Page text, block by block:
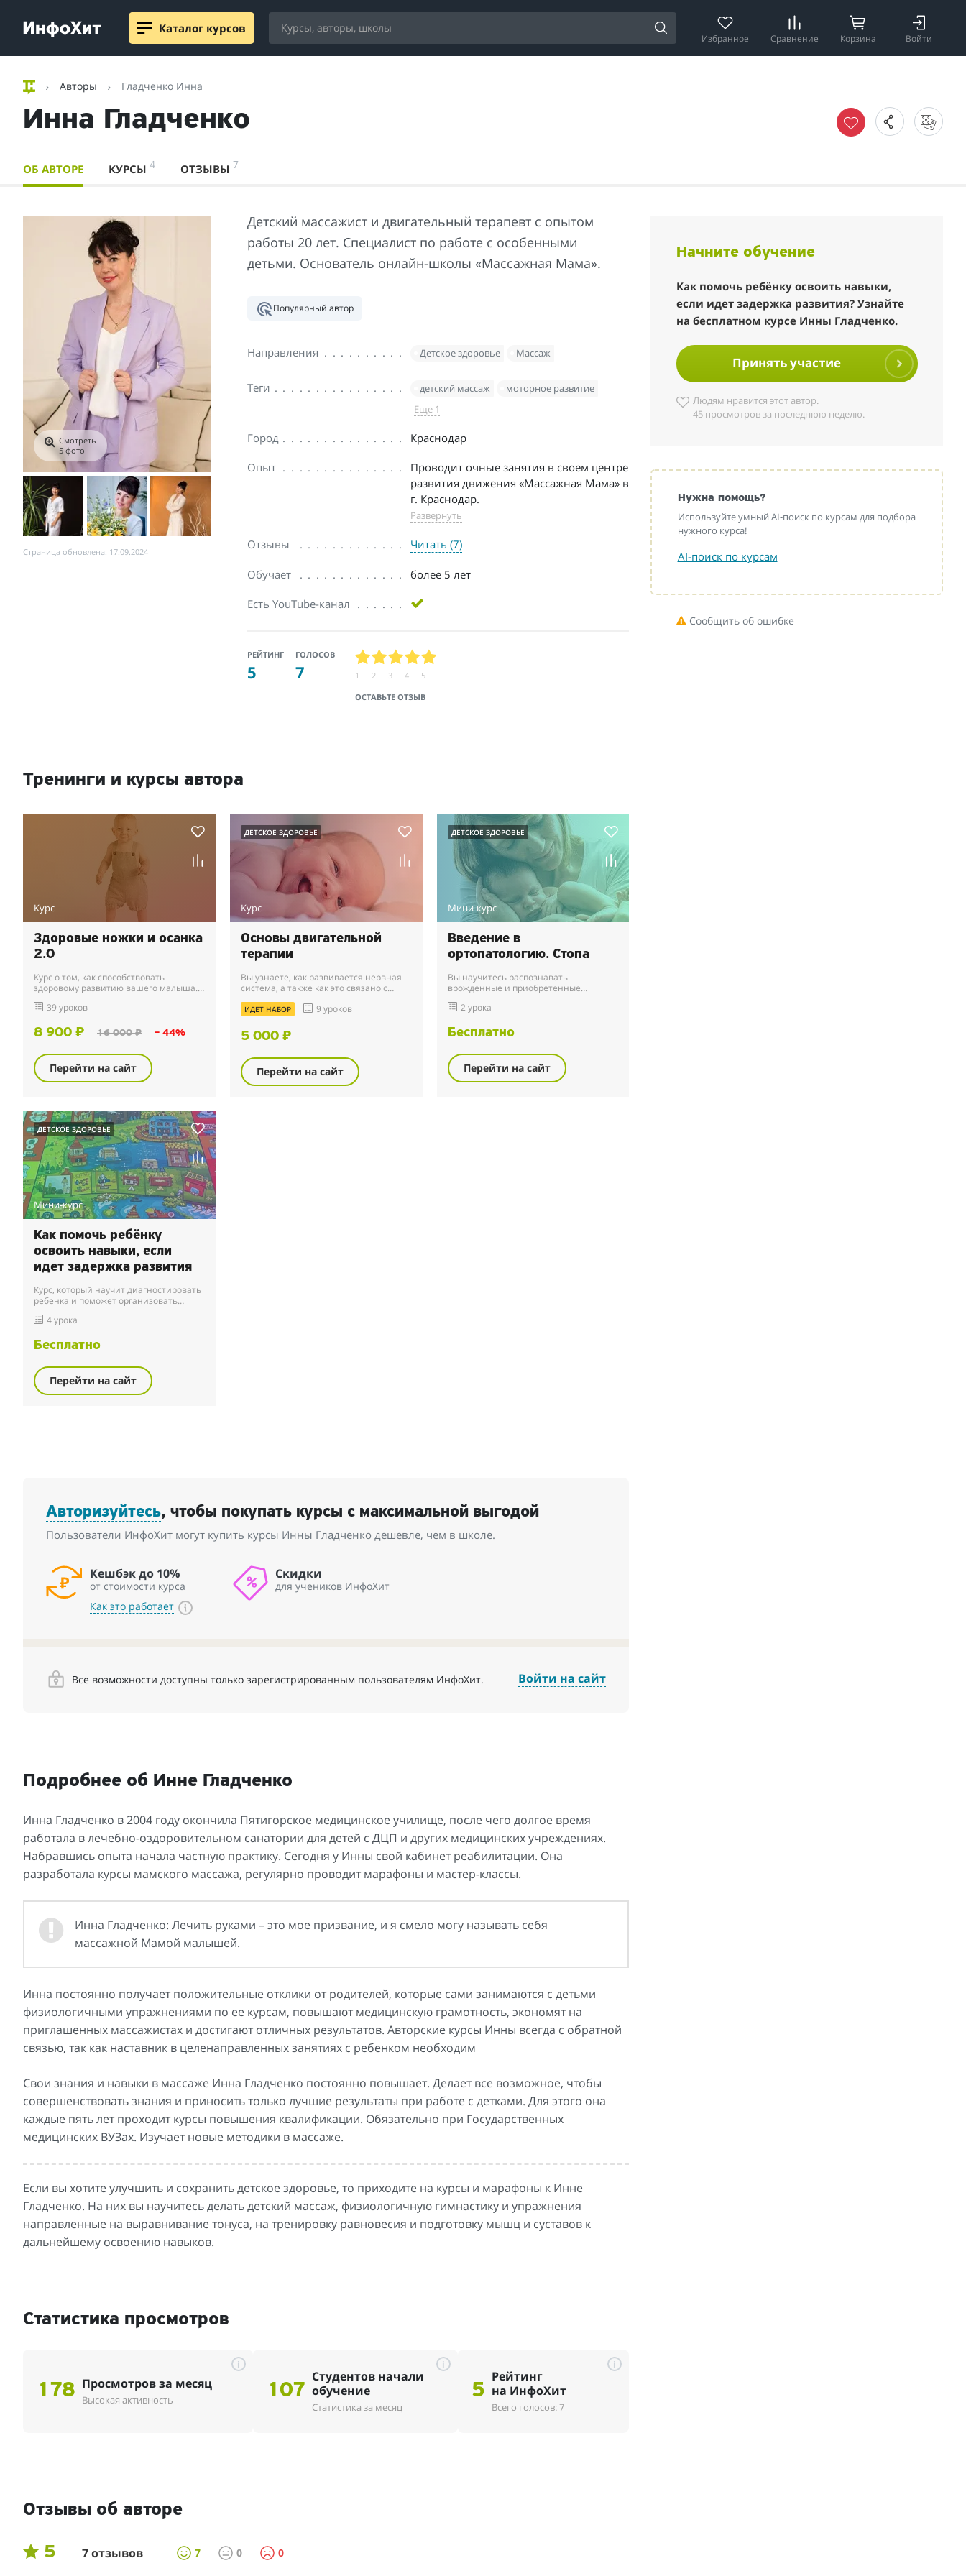
Каталог курсов
Избранное Сравнение Корзина Войти
Авторы Гладченко Инна
Инна Гладченко
ОБ АВТОРЕ КУРСЫ4 ОТЗЫВЫ 7
Смотреть
5 фото
Страница обновлена: 17.09.2024
Детский массажист и двигательный терапевт с опытом
работы 20 лет. Специалист по работе с особенными
детьми. Основатель онлайн-школы «Массажная Мама».
Популярный автор
Направления Детское здоровье Массаж
Теги детский массаж моторное развитие
Еще 1
Город Краснодар
Опыт
Проводит очные занятия в своем центре
развития движения «Массажная Мама» в
г. Краснодар.
Развернуть
Отзывы Читать (7)
Обучает более 5 лет
Есть YouTube-канал
РЕЙТИНГ
5
ГОЛОСОВ
7
ОСТАВЬТЕ ОТЗЫВ
1 2 3 4 5
Тренинги и курсы автора
Курс
Здоровые ножки и осанка
2.0
Курс о том, как способствовать
здоровому развитию вашего малыша.
39 уроков
8 900 ₽ 16 000 ₽ – 44%
Перейти на сайт
ДЕТСКОЕ ЗДОРОВЬЕ
Курс
Основы двигательной
терапии
Вы узнаете, как развивается нервная
система, а также как это связано с
навыков у детей.
ИДЕТ НАБОР 9 уроков
5 000 ₽
Перейти на сайт
ДЕТСКОЕ ЗДОРОВЬЕ
Мини-курс
Введение в
ортопатологию. Стопа
Вы научитесь распознавать
врожденные и приобретенные
эффективных техник вы сможете
связанные с пр...
2 урока
Бесплатно
Перейти на сайт
ДЕТСКОЕ ЗДОРОВЬЕ
Мини-курс
Как помочь ребёнку
освоить навыки, если
идет задержка развития
Курс, который научит диагностировать
ребенка и поможет организовать
потребностям.
4 урока
Бесплатно
Перейти на сайт
Авторизуйтесь, чтобы покупать курсы с максимальной выгодой
Пользователи ИнфоХит могут купить курсы Инны Гладченко дешевле, чем в школе.
Кешбэк до 10%
от стоимости курса
Как это работает
Скидки
для учеников ИнфоХит
Все возможности доступны только зарегистрированным пользователям ИнфоХит. Войти на сайт
Подробнее об Инне Гладченко
Инна Гладченко в 2004 году окончила Пятигорское медицинское училище, после чего долгое время
работала в лечебно-оздоровительном санатории для детей с ДЦП и других медицинских учреждениях.
Набравшись опыта начала частную практику. Сегодня у Инны свой кабинет реабилитации. Она
разработала курсы мамского массажа, регулярно проводит марафоны и мастер-классы.
Инна Гладченко: Лечить руками – это мое призвание, и я смело могу называть себя
массажной Мамой малышей.
Инна постоянно получает положительные отклики от родителей, которые сами занимаются с детьми
физиологичными упражнениями по ее курсам, повышают медицинскую грамотность, экономят на
приглашенных массажистах и достигают отличных результатов. Авторские курсы Инны всегда с обратной
связью, так как наставник в целенаправленных занятиях с ребенком необходим
Свои знания и навыки в массаже Инна Гладченко постоянно повышает. Делает все возможное, чтобы
совершенствовать знания и приносить только лучшие результаты при работе с детками. Для этого она
каждые пять лет проходит курсы повышения квалификации. Обязательно при Государственных
медицинских ВУЗах. Изучает новые методики в массаже.
Если вы хотите улучшить и сохранить детское здоровье, то приходите на курсы и марафоны к Инне
Гладченко. На них вы научитесь делать детский массаж, физиологичную гимнастику и упражнения
направленные на выравнивание тонуса, на тренировку равновесия и подготовку мышц и суставов к
дальнейшему освоению навыков.
Статистика просмотров
178 Просмотров за месяц
Высокая активность
i
107
Студентов начали
обучение
Статистика за месяц
i
5
Рейтинг
на ИнфоХит
Всего голосов: 7
i
Отзывы об авторе
5 7 отзывов 7 0 0
Начните обучение
Как помочь ребёнку освоить навыки,
если идет задержка развития? Узнайте
на бесплатном курсе Инны Гладченко.
Принять участие
Людям нравится этот автор.
45 просмотров за последнюю неделю.
Нужна помощь?
Используйте умный AI-поиск по курсам для подбора
нужного курса!
AI-поиск по курсам
Сообщить об ошибке